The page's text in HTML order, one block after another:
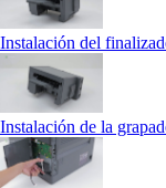
Instalación del
Instalación de la